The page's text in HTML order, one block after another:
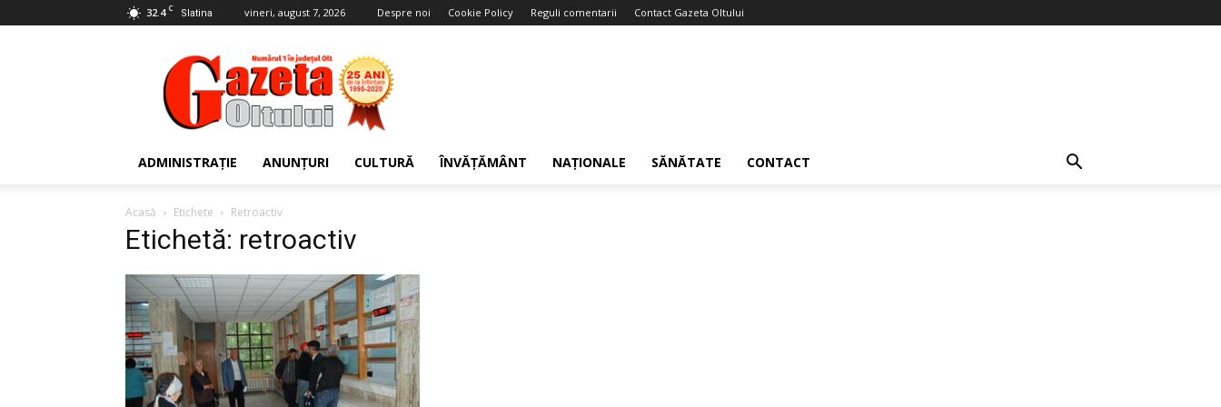
32.4 C Slatina vineri, august 7, 2026 Despre noi Cookie Policy Reguli comentarii Contact Gazeta Oltului
Gazeta
Oltului
ADMINISTRAȚIE ANUNȚURI CULTURĂ ÎNVĂȚĂMÂNT NAȚIONALE SĂNĂTATE CONTACT
Acasă Etichete Retroactiv
Etichetă: retroactiv